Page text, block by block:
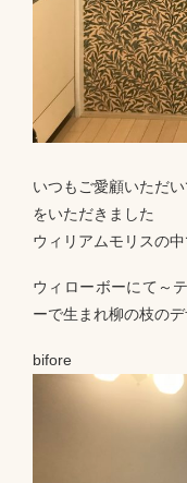
いつもご愛顧いただ
をいただきました
ウィリアムモリスの中
ウィローボーにて～
ーで生まれ柳の枝のデ
bifore